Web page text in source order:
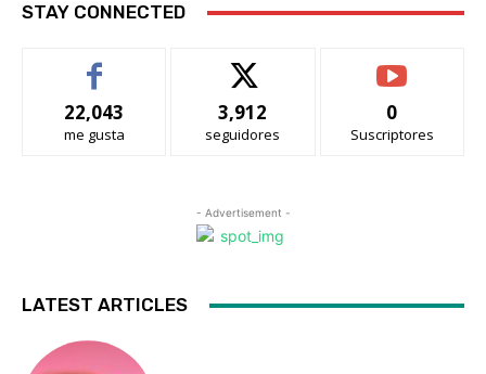
STAY CONNECTED
22,043
me gusta
3,912
seguidores
0
Suscriptores
- Advertisement -
LATEST ARTICLES